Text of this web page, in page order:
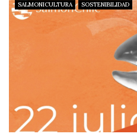
SALMONICULTURA SOSTENIBILIDAD